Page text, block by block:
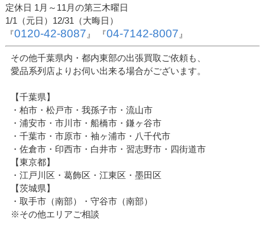
定休日 1月～11月の第三木曜日
1/1（元日）12/31（大晦日）
『0120-42-8087 』 『04-7142-8007 』
その他千葉県内・都内東部の出張買取ご依頼も、
愛品系列店よりお伺い出来る場合がございます。
【千葉県】
・柏市・松戸市・我孫子市・流山市
・浦安市・市川市・船橋市・鎌ヶ谷市
・千葉市・市原市・袖ヶ浦市・八千代市
・佐倉市・印西市・白井市・習志野市・四街道市
【東京都】
・江戸川区・葛飾区・江東区・墨田区
【茨城県】
・取手市（南部）・守谷市（南部）
※その他エリアご相談